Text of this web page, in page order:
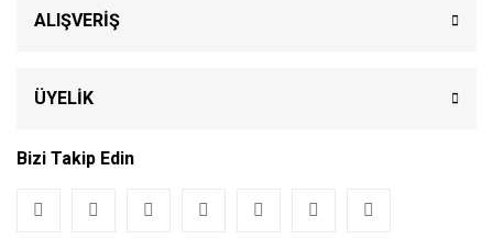
ALIŞVERİŞ
ÜYELİK
Bizi Takip Edin